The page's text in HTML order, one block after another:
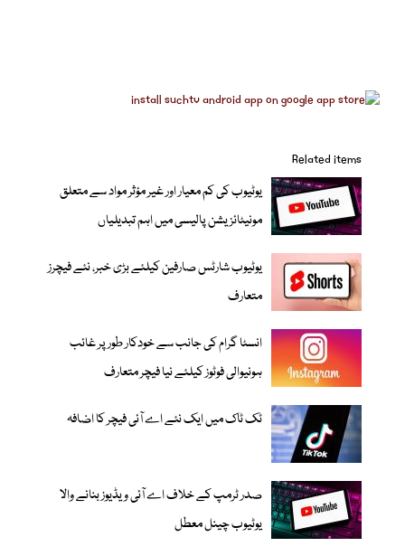
Related items
یوٹیوب کی کم معیار اور غیر مؤثر مواد سے متعلق
مونیٹائزیشن پالیسی میں اہم تبدیلیاں
یوٹیوب شارٹس صارفین کیلئے بڑی خبر، نئے فیچرز
متعارف
انسٹا گرام کی جانب سے خودکار طور پر غائب
ہونیوالی فوٹوز کیلئے نیا فیچر متعارف
ٹک ٹاک میں ایک نئے اے آئی فیچر کا اضافہ
صدر ٹرمپ کے خلاف اے آئی ویڈیوز بنانے والا
یوٹیوب چینل معطل